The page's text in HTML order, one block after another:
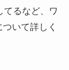
てるなど、ワ
いて詳しく